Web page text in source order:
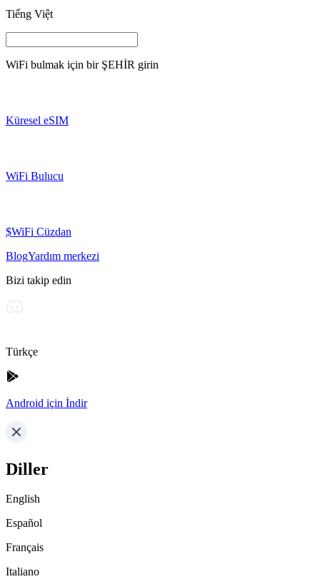
Tiếng Việt
WiFi bulmak için bir ŞEHİR girin
Küresel eSIM
WiFi Bulucu
$WiFi Cüzdan
BlogYardım merkezi
Bizi takip edin
Türkçe
Android için İndir
Diller
English
Español
Français
Italiano